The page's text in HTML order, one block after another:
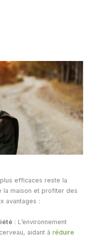
efficaces reste la
la maison et profiter des
avantages :
: L’environnement
aidant àréduire